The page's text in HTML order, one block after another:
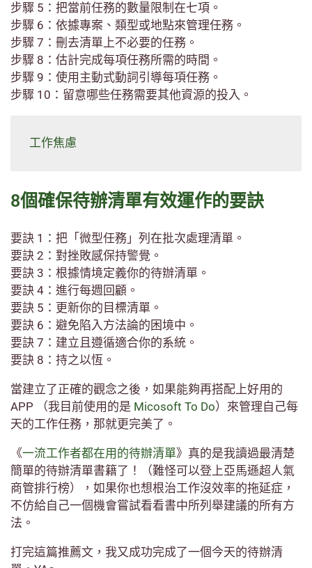
步驟 5：把當前任務的數量限制在七項。
步驟 6：依據專案、類型或地點來管理任務。
步驟 7：刪去清單上不必要的任務。
步驟 8：估計完成每項任務所需的時間。
步驟 9：使用主動式動詞引導每項任務。
步驟 10：留意哪些任務需要其他資源的投入。
工作焦慮
8個確保待辦清單有效運作的要訣
要訣 1：把「微型任務」列在批次處理清單。
要訣 2：對挫敗感保持警覺。
要訣 3：根據情境定義你的待辦清單。
要訣 4：進行每週回顧。
要訣 5：更新你的目標清單。
要訣 6：避免陷入方法論的困境中。
要訣 7：建立且遵循適合你的系統。
要訣 8：持之以恆。
當建立了正確的觀念之後，如果能夠再搭配上好用的
APP （我目前使用的是 Micosoft To Do）來管理自己每
天的工作任務，那就更完美了。
《一流工作者都在用的待辦清單》真的是我讀過最清楚
簡單的待辦清單書籍了！（難怪可以登上亞馬遜超人氣
商管排行榜），如果你也想根治工作沒效率的拖延症，
不仿給自己一個機會嘗試看看書中所列舉建議的所有方
法。
打完這篇推薦文，我又成功完成了一個今天的待辦清